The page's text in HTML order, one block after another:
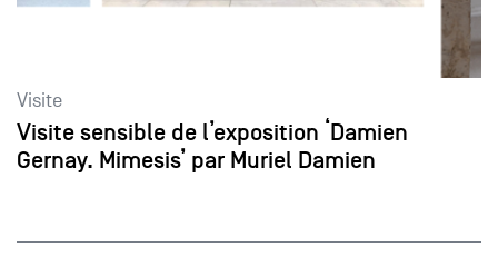
Visite
Visite sensible de l’exposition ‘Damien
Gernay. Mimesis’ par Muriel Damien